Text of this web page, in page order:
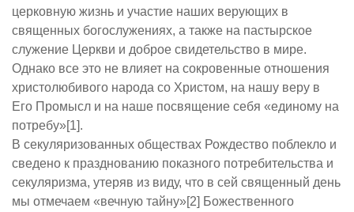
церковную жизнь и участие наших верующих в
священных богослужениях, а также на пастырское
служение Церкви и доброе свидетельство в мире.
Однако все это не влияет на сокровенные отношения
христолюбивого народа со Христом, на нашу веру в
Его Промысл и на наше посвящение себя «единому на
потребу»[1].
В секуляризованных обществах Рождество поблекло и
сведено к празднованию показного потребительства и
секуляризма, утеряв из виду, что в сей священный день
мы отмечаем «вечную тайну»[2] Божественного